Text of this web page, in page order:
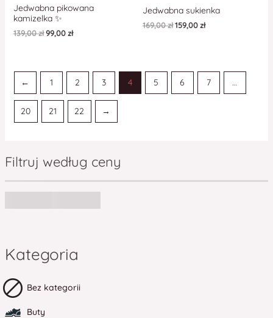
Filtruj według ceny
Kategoria
Bez kategorii
Buty
Jedwabna pikowana
kamizelka ✨
139,00zł 99,00zł
Jedwabna sukienka
169,00zł159,00zł
← 1 2 3 4 5 6 7 …
20 21 22 →